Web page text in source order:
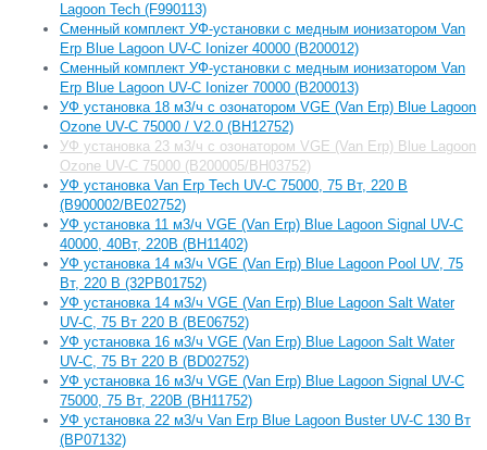
Lagoon Tech (F990113)
Сменный комплект УФ-установки с медным ионизатором Van
Erp Blue Lagoon UV-C Ionizer 40000 (B200012)
Сменный комплект УФ-установки с медным ионизатором Van
Erp Blue Lagoon UV-C Ionizer 70000 (B200013)
УФ установка 18 м3/ч с озонатором VGE (Van Erp) Blue Lagoon
Ozone UV-C 75000 / V2.0 (BH12752)
УФ установка 23 м3/ч с озонатором VGE (Van Erp) Blue Lagoon
Ozone UV-C 75000 (B200005/BH03752)
УФ установка Van Erp Tech UV-C 75000, 75 Вт, 220 В
(B900002/BE02752)
УФ установка 11 м3/ч VGE (Van Erp) Blue Lagoon Signal UV-C
40000, 40Вт, 220В (BH11402)
УФ установка 14 м3/ч VGE (Van Erp) Blue Lagoon Pool UV, 75
Вт, 220 В (32PB01752)
УФ установка 14 м3/ч VGE (Van Erp) Blue Lagoon Salt Water
UV-C, 75 Вт 220 В (BE06752)
УФ установка 16 м3/ч VGE (Van Erp) Blue Lagoon Salt Water
UV-C, 75 Вт 220 В (BD02752)
УФ установка 16 м3/ч VGE (Van Erp) Blue Lagoon Signal UV-C
75000, 75 Вт, 220В (BH11752)
УФ установка 22 м3/ч Van Erp Blue Lagoon Buster UV-C 130 Вт
(BP07132)